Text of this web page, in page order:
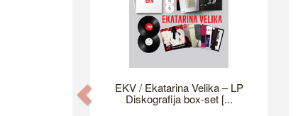
EKV / Ekatarina Velika – LP
Diskografija box-set [...
Previous